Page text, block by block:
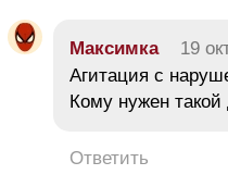
Максимка 19
Агитация с
Кому нужен такой
Ответить